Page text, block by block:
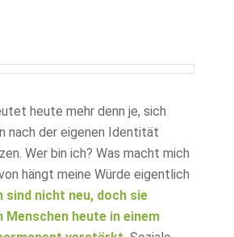
heute mehr denn je, sich
nach der eigenen Identität
Wer bin ich? Was macht mich
hängt meine Würde eigentlich
sind nicht neu, doch sie
Menschen heute in einem